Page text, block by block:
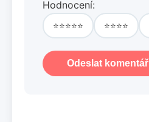
Hodnocení:
⭐⭐⭐⭐⭐ ⭐⭐⭐⭐
Odeslat komentář